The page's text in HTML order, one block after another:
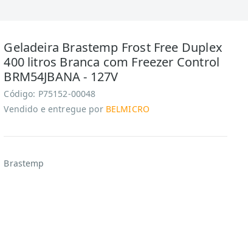
Geladeira Brastemp Frost Free Duplex
400 litros Branca com Freezer Control
BRM54JBANA - 127V
Código: P75152-00048
Vendido e entregue por BELMICRO
Brastemp